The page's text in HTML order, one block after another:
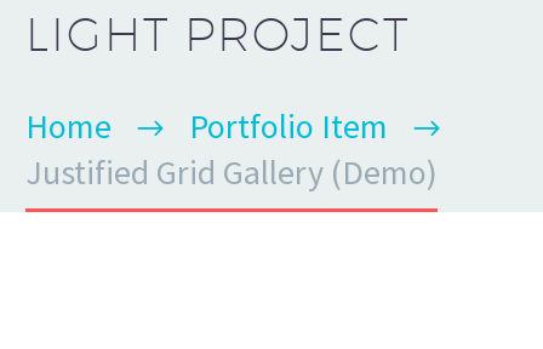
LIGHT PROJECT
Home
Portfolio Item
Justified Grid Gallery (Demo)